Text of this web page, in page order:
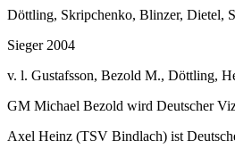
Döttling, Skripchenko, Blinzer, Dietel,
Sieger 2004
v. l. Gustafsson, Bezold M., Döttling,
GM Michael Bezold wird Deutscher
Axel Heinz (TSV Bindlach) ist